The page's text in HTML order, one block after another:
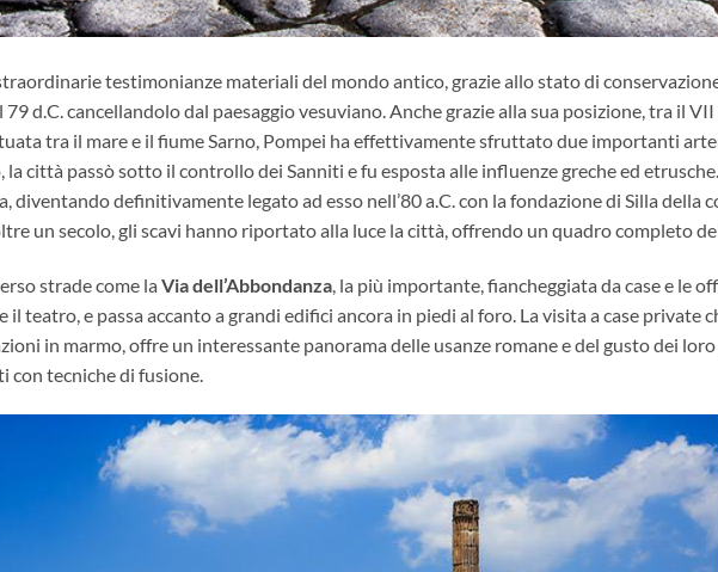
testimonianze materiali del mondo antico, grazie allo stato di
d.C. cancellandolo dal paesaggio vesuviano. Anche grazie alla sua posizione, tra il
tra il mare e il fiume Sarno, Pompei ha effettivamente sfruttato due importanti
la città passò sotto il controllo dei Sanniti e fu esposta alle influenze greche ed
diventando definitivamente legato ad esso nell’80 a.C. con la fondazione di Silla della
un secolo, gli scavi hanno riportato alla luce la città, offrendo un quadro completo
strade come la Via dell’Abbondanza, la più importante, fiancheggiata da case e le
il teatro, e passa accanto a grandi edifici ancora in piedi al foro. La visita a case private
in marmo, offre un interessante panorama delle usanze romane e del gusto dei
con tecniche di fusione.